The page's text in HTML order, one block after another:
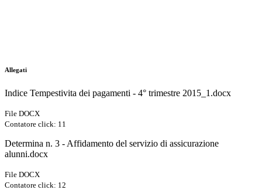
Allegati
Indice Tempestivita dei pagamenti - 4° trimestre 2015_1.docx
File DOCX
Contatore click: 11
Determina n. 3 - Affidamento del servizio di assicurazione
alunni.docx
File DOCX
Contatore click: 12